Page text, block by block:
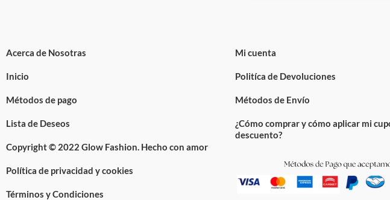
Acerca de Nosotras
Inicio
Métodos de pago
Lista de Deseos
Copyright © 2022 Glow Fashion. Hecho con amor
Política de privacidad y cookies
Términos y Condiciones
Mi cuenta
Politíca de Devoluciones
Métodos de Envío
¿Cómo comprar y cómo aplicar mi
descuento?